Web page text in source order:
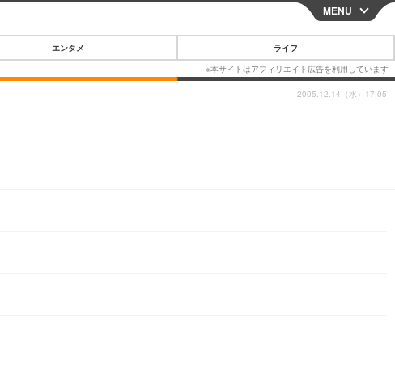
CLOSE
MENU
エンタメ ライフ
2005.12.14（水）17:05